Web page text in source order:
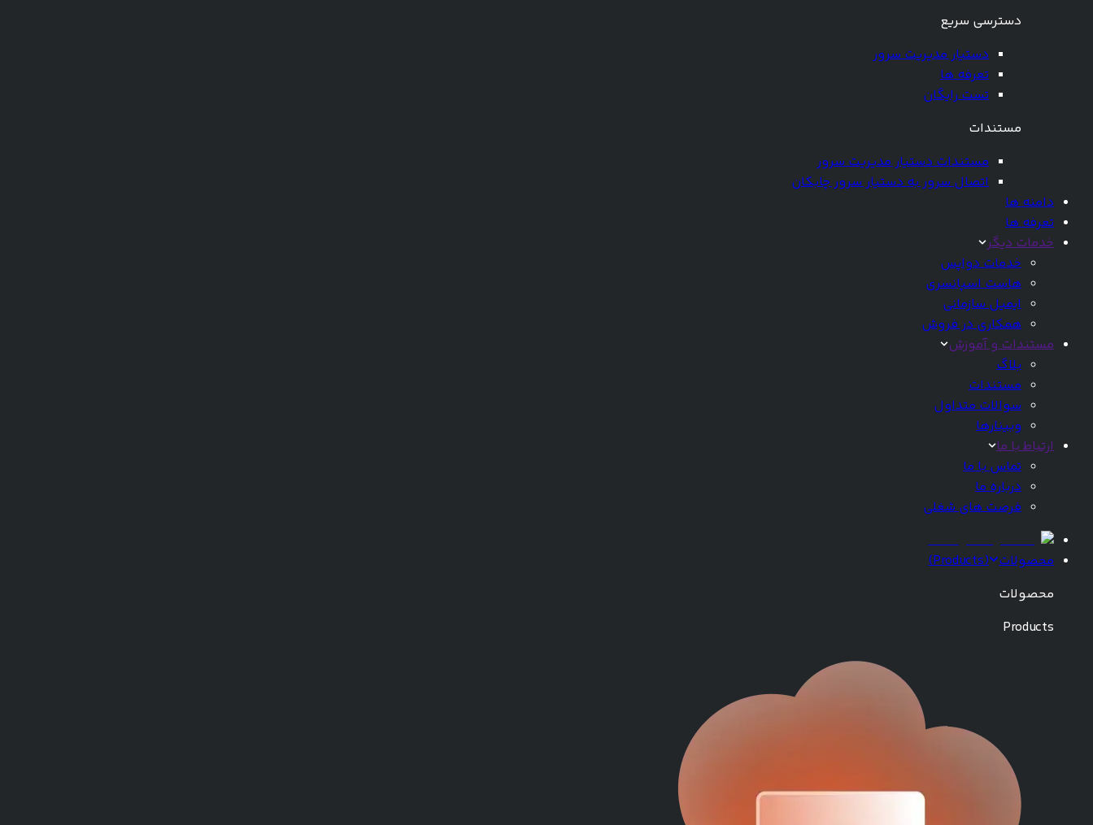
دسترسی سریع
دستیار مدیریت سرور
تعرفه ها
تست رایگان
مستندات
مستندات دستیار مدیریت سرور
اتصال سرور به دستیار سرور چابکان
دامنه ها
تعرفه ها
خدمات دیگر
خدمات دواپس
هاست اسپانسری
ایمیل سازمانی
همکاری در فروش
مستندات و آموزش
بلاگ
مستندات
سوالات متداول
وبینارها
ارتباط با ما
تماس با ما
درباره ما
فرصت های شغلی
محصولات (
Products
)
محصولات
Products